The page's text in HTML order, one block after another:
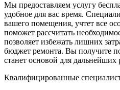
Мы предоставляем услугу
удобное для вас время.
вашего помещения, учтет все
поможет рассчитать
позволяет избежать лишних
бюджет ремонта. Вы получите
станет основой для дальнейших
Квалифицированные